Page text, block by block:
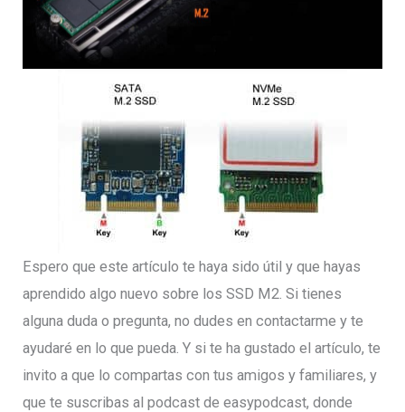
Espero que este artículo te haya sido útil y que hayas
aprendido algo nuevo sobre los SSD M2. Si tienes
alguna duda o pregunta, no dudes en contactarme y te
ayudaré en lo que pueda. Y si te ha gustado el artículo, te
invito a que lo compartas con tus amigos y familiares, y
que te suscribas al podcast de easypodcast, donde